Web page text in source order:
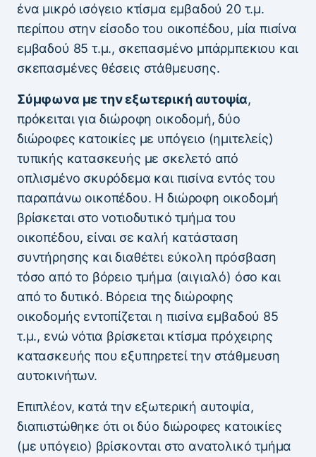
ένα μικρό ισόγειο κτίσμα εμβαδού 20 τ.μ.
περίπου στην είσοδο του οικοπέδου, μία πισίνα
εμβαδού 85 τ.μ., σκεπασμένο μπάρμπεκιου και
σκεπασμένες θέσεις στάθμευσης.
Σύμφωνα με την εξωτερική αυτοψία,
πρόκειται για διώροφη οικοδομή, δύο
διώροφες κατοικίες με υπόγειο (ημιτελείς)
τυπικής κατασκευής με σκελετό από
οπλισμένο σκυρόδεμα και πισίνα εντός του
παραπάνω οικοπέδου. Η διώροφη οικοδομή
βρίσκεται στο νοτιοδυτικό τμήμα του
οικοπέδου, είναι σε καλή κατάσταση
συντήρησης και διαθέτει εύκολη πρόσβαση
τόσο από το βόρειο τμήμα (αιγιαλό) όσο και
από το δυτικό. Βόρεια της διώροφης
οικοδομής εντοπίζεται η πισίνα εμβαδού 85
τ.μ., ενώ νότια βρίσκεται κτίσμα πρόχειρης
κατασκευής που εξυπηρετεί την στάθμευση
αυτοκινήτων.
Επιπλέον, κατά την εξωτερική αυτοψία,
διαπιστώθηκε ότι οι δύο διώροφες κατοικίες
(με υπόγειο) βρίσκονται στο ανατολικό τμήμα